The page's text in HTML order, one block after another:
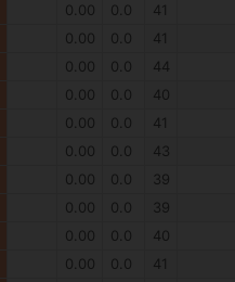
0.00 0.0
41
0.00 0.0
41
0.00 0.0
44
0.00 0.0
40
0.00 0.0
41
0.00 0.0
43
0.00 0.0
39
0.00 0.0
39
0.00 0.0
40
0.00 0.0
41